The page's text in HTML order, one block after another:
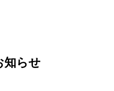
知らせ